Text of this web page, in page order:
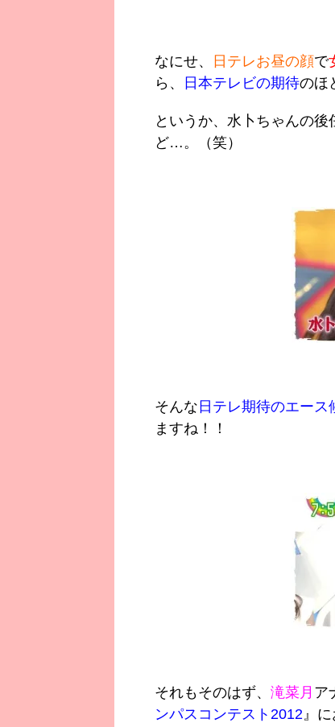
なにせ、 日テレお昼の顔で
ら、
日本テレビの期待のほ
というか、水卜ちゃんの
ど…。（笑）
そんな 日テレ期待のエース
ますね！！
それもそのはず、 滝菜月 ア
ンパスコンテスト2012 』